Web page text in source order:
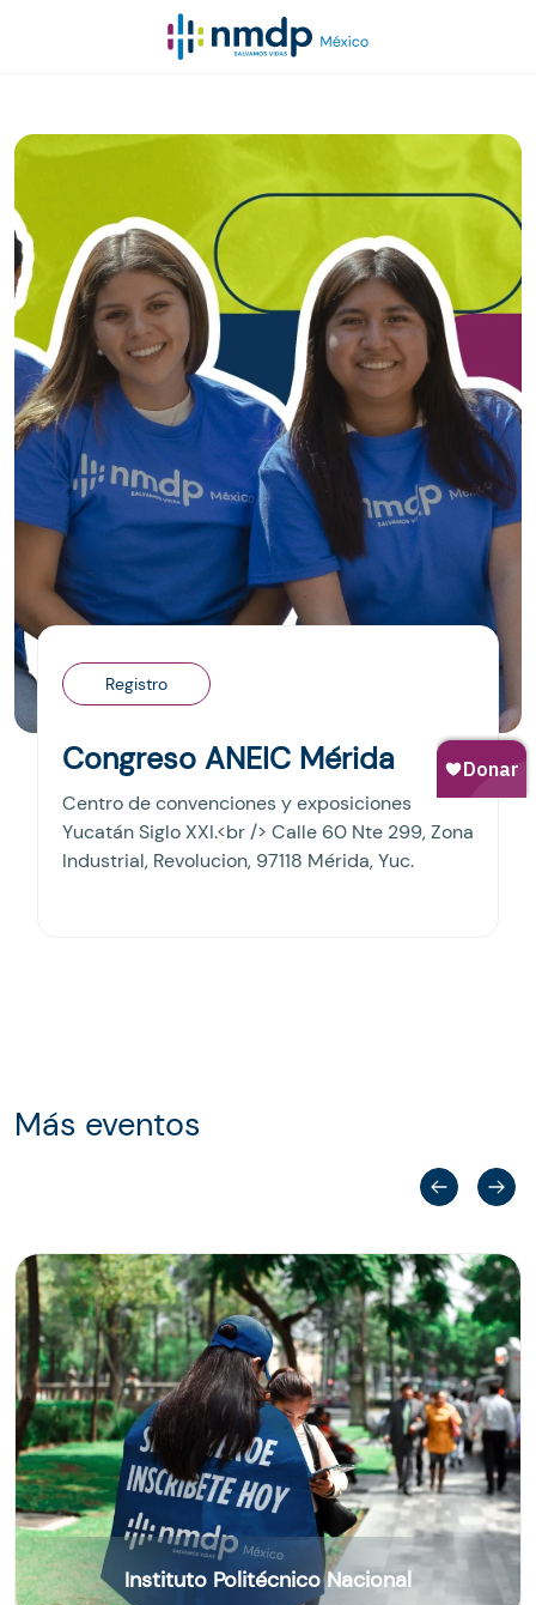
Registro
Congreso ANEIC Mérida
Centro de convenciones y exposiciones
Yucatán Siglo XXI.<br /> Calle 60 Nte 299, Zona
Industrial, Revolucion, 97118 Mérida, Yuc.
Más eventos
Instituto Politécnico Nacional